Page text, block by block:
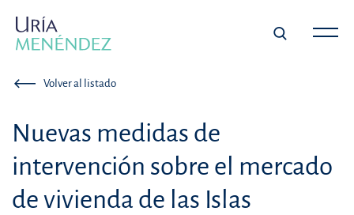
Volver al listado
Nuevas medidas de
intervención sobre el mercado
de vivienda de las Islas